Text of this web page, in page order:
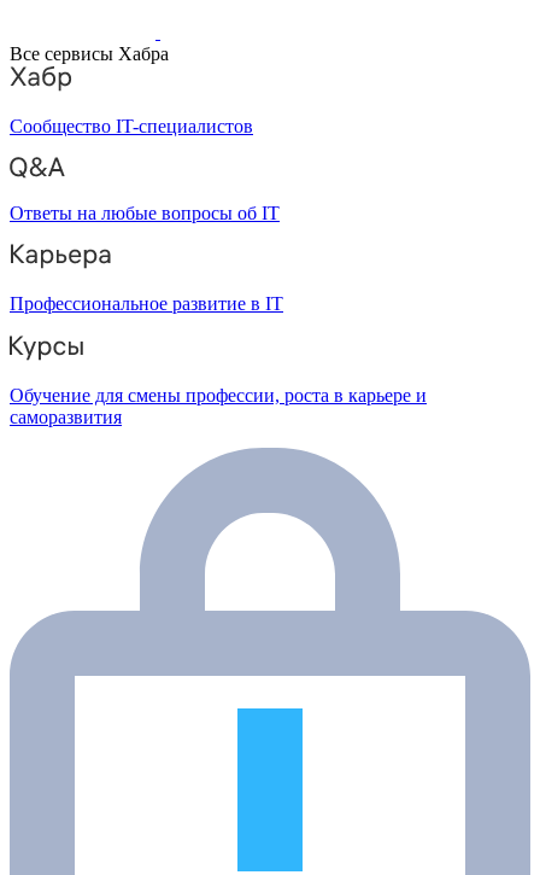
Все сервисы Хабра
Сообщество IT-специалистов
Ответы на любые вопросы об IT
Профессиональное развитие в IT
Обучение для смены профессии, роста в карьере и
саморазвития